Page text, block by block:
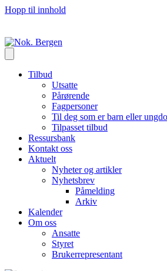
Hopp til innhold
Tilbud
Utsatte
Pårørende
Fagpersoner
Til deg som er barn eller
Tilpasset tilbud
Ressursbank
Kontakt oss
Aktuelt
Nyheter og artikler
Nyhetsbrev
Påmelding
Arkiv
Kalender
Om oss
Ansatte
Styret
Brukerrepresentant